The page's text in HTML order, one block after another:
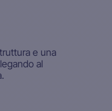
e una
al